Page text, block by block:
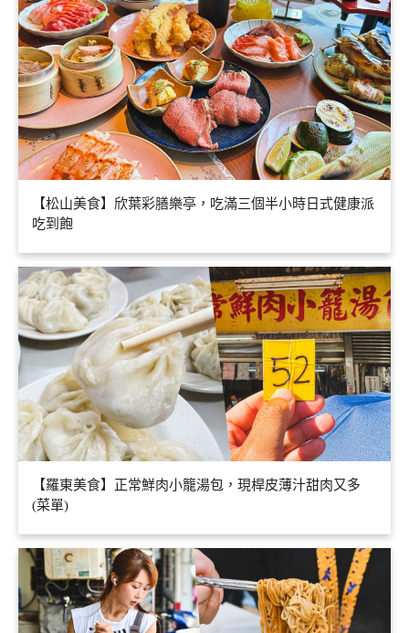
【松山美食】欣葉彩膳樂亭，吃滿三個半小時日式健康派
吃到飽
【羅東美食】正常鮮肉小籠湯包，現桿皮薄汁甜肉又多
(菜單)